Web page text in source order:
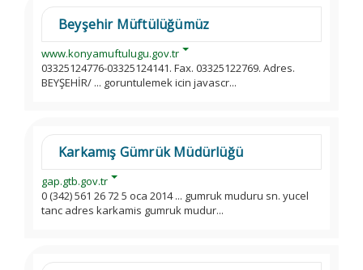
Beyşehir Müftülüğümüz
www.konyamuftulugu.gov.tr
03325124776-03325124141. Fax. 03325122769. Adres.
BEYŞEHİR/ ... goruntulemek icin javascr...
Karkamış Gümrük Müdürlüğü
gap.gtb.gov.tr
0 (342) 561 26 72 5 oca 2014 ... gumruk muduru sn. yucel
tanc adres karkamis gumruk mudur...